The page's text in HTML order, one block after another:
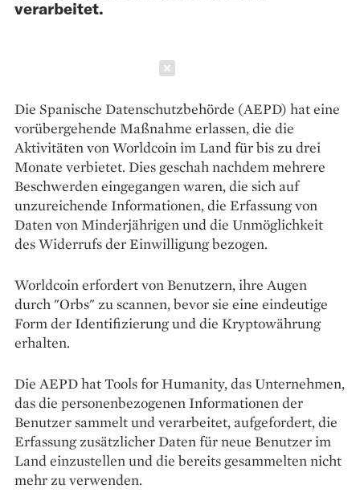
verarbeitet.
Die Spanische Datenschutzbehörde (AEPD) hat eine
vorübergehende Maßnahme erlassen, die die
Aktivitäten von Worldcoin im Land für bis zu drei
Monate verbietet. Dies geschah nachdem mehrere
Beschwerden eingegangen waren, die sich auf
unzureichende Informationen, die Erfassung von
Daten von Minderjährigen und die Unmöglichkeit
des Widerrufs der Einwilligung bezogen.
Worldcoin erfordert von Benutzern, ihre Augen
durch "Orbs" zu scannen, bevor sie eine eindeutige
Form der Identifizierung und die Kryptowährung
erhalten.
Die AEPD hat Tools for Humanity, das Unternehmen,
das die personenbezogenen Informationen der
Benutzer sammelt und verarbeitet, aufgefordert, die
Erfassung zusätzlicher Daten für neue Benutzer im
Land einzustellen und die bereits gesammelten nicht
mehr zu verwenden.